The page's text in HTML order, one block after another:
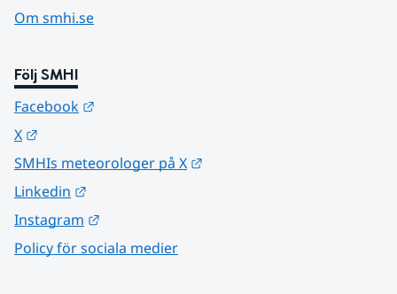
Om smhi.se
Följ SMHI
Facebook
X
SMHIs meteorologer på X
Linkedin
Instagram
Policy för sociala medier